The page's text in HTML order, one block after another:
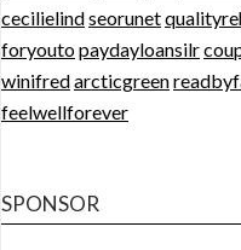
cecilielindseorunet
foryoutopaydayloansilr
winifredarcticgreen
feelwellforever
SPONSOR